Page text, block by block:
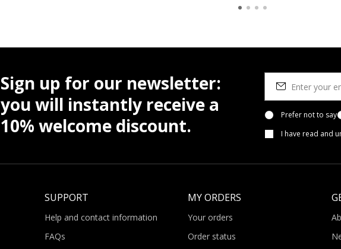
Sign up for our newsletter:
you will instantly receive a
10% welcome discount.
Prefer not to say
I have read and
SUPPORT
Help and contact information
FAQs
MY ORDERS
Your orders
Order status